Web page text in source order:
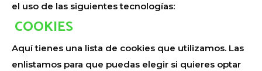
el uso de las siguientes tecnologías:
COOKIES
Aquí tienes una lista de cookies que utilizamos. Las
enlistamos para que puedas elegir si quieres optar